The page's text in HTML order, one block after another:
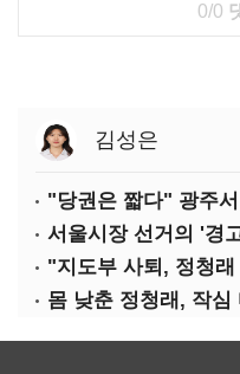
0/0
김성은
몸 낮춘 정청래, 작